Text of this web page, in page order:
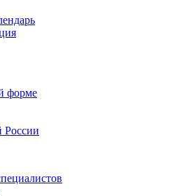
форме
России